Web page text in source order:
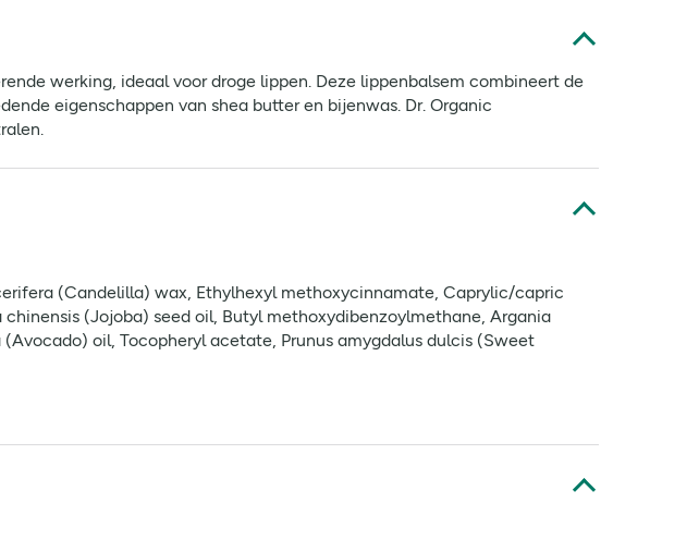
werking, ideaal voor droge lippen. Deze lippenbalsem combineert de
eigenschappen van shea butter en bijenwas. Dr. Organic
(Candelilla) wax, Ethylhexyl methoxycinnamate, Caprylic/capric
(Jojoba) seed oil, Butyl methoxydibenzoylmethane, Argania
oil, Tocopheryl acetate, Prunus amygdalus dulcis (Sweet